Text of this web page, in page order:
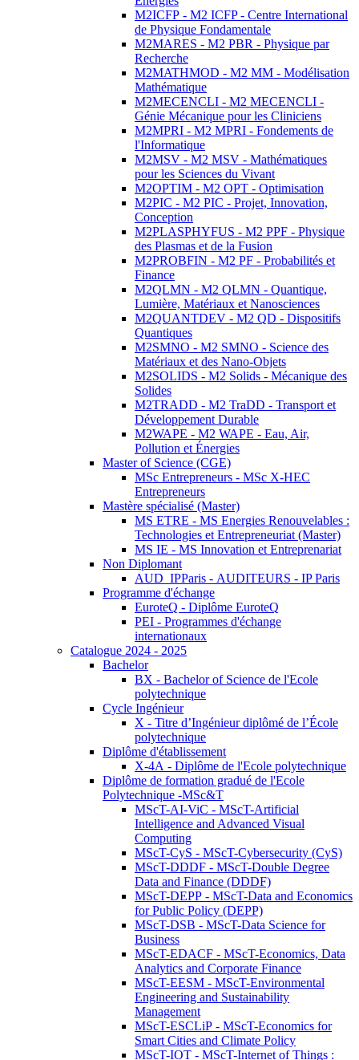
M2ICFP - M2 ICFP - Centre International
de Physique Fondamentale
M2MARES - M2 PBR - Physique par
Recherche
M2MATHMOD - M2 MM - Modélisation
Mathématique
M2MECENCLI - M2 MECENCLI -
Génie Mécanique pour les Cliniciens
M2MPRI - M2 MPRI - Fondements de
l'Informatique
M2MSV - M2 MSV - Mathématiques
pour les Sciences du Vivant
M2OPTIM - M2 OPT - Optimisation
M2PIC - M2 PIC - Projet, Innovation,
Conception
M2PLASPHYFUS - M2 PPF - Physique
des Plasmas et de la Fusion
M2PROBFIN - M2 PF - Probabilités et
Finance
M2QLMN - M2 QLMN - Quantique,
Lumière, Matériaux et Nanosciences
M2QUANTDEV - M2 QD - Dispositifs
Quantiques
M2SMNO - M2 SMNO - Science des
Matériaux et des Nano-Objets
M2SOLIDS - M2 Solids - Mécanique des
Solides
M2TRADD - M2 TraDD - Transport et
Développement Durable
M2WAPE - M2 WAPE - Eau, Air,
Pollution et Énergies
Master of Science (CGE)
MSc Entrepreneurs - MSc X-HEC
Entrepreneurs
Mastère spécialisé (Master)
MS ETRE - MS Energies Renouvelables :
Technologies et Entrepreneuriat (Master)
MS IE - MS Innovation et Entreprenariat
Non Diplomant
AUD_IPParis - AUDITEURS - IP Paris
Programme d'échange
EuroteQ - Diplôme EuroteQ
PEI - Programmes d'échange
internationaux
Catalogue 2024 - 2025
Bachelor
BX - Bachelor of Science de l'Ecole
polytechnique
Cycle Ingénieur
X - Titre d’Ingénieur diplômé de l’École
polytechnique
Diplôme d'établissement
X-4A - Diplôme de l'Ecole polytechnique
Diplôme de formation gradué de l'Ecole
Polytechnique -MSc&T
MScT-AI-ViC - MScT-Artificial
Intelligence and Advanced Visual
Computing
MScT-CyS - MScT-Cybersecurity (CyS)
MScT-DDDF - MScT-Double Degree
Data and Finance (DDDF)
MScT-DEPP - MScT-Data and Economics
for Public Policy (DEPP)
MScT-DSB - MScT-Data Science for
Business
MScT-EDACF - MScT-Economics, Data
Analytics and Corporate Finance
MScT-EESM - MScT-Environmental
Engineering and Sustainability
Management
MScT-ESCLiP - MScT-Economics for
Smart Cities and Climate Policy
MScT-IOT - MScT-Internet of Things :